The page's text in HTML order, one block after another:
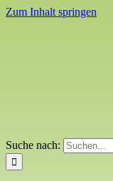
Zum Inhalt springen
Suche nach: